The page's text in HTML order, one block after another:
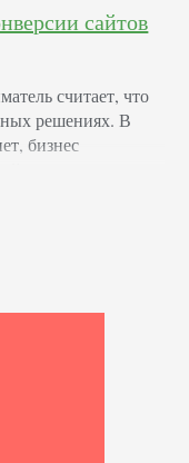
сайтов
считает, что
решениях. В
бизнес
магазина,